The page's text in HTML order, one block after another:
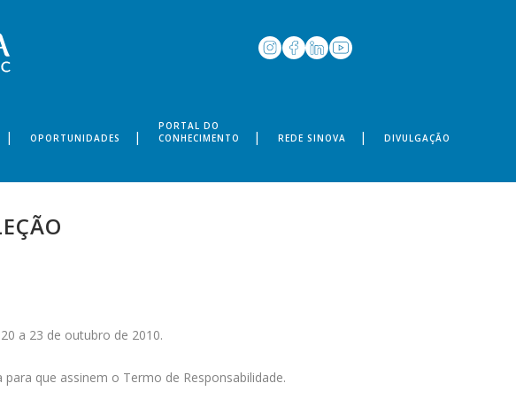
OPORTUNIDADES
PORTAL DO
CONHECIMENTO
REDE SINOVA DIVULGAÇÃO
a 23 de outubro de 2010.
que assinem o Termo de Responsabilidade.